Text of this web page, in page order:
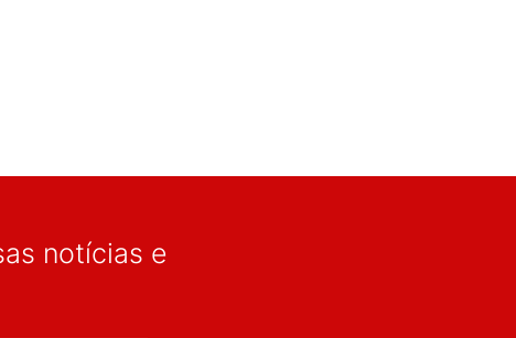
notícias e